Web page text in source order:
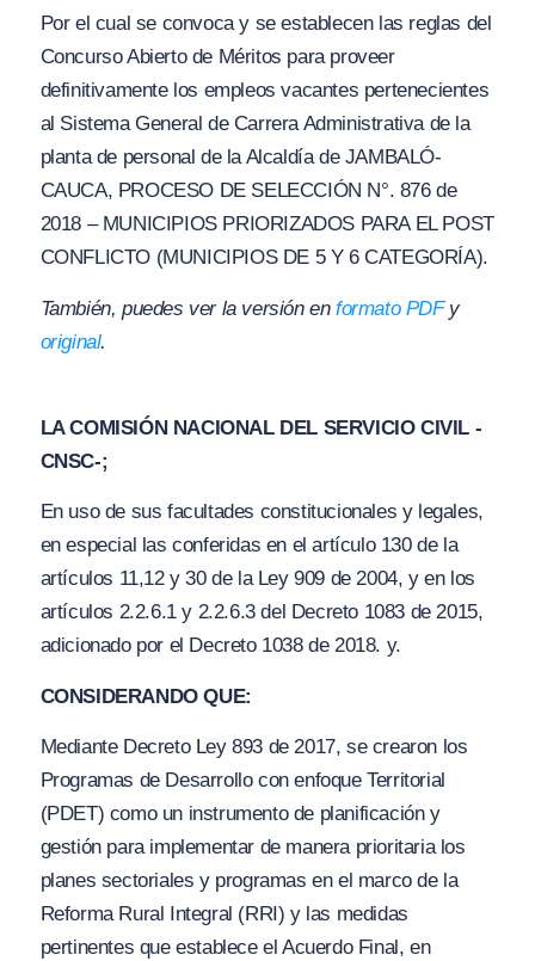
Por el cual se convoca y se establecen las reglas del
Concurso Abierto de Méritos para proveer
definitivamente los empleos vacantes pertenecientes
al Sistema General de Carrera Administrativa de la
planta de personal de la Alcaldía de JAMBALÓ-
CAUCA, PROCESO DE SELECCIÓN N°. 876 de
2018 – MUNICIPIOS PRIORIZADOS PARA EL POST
CONFLICTO (MUNICIPIOS DE 5 Y 6 CATEGORÍA).
También, puedes ver la versión en formato PDFy
original.
LA COMISIÓN NACIONAL DEL SERVICIO CIVIL -
CNSC-;
En uso de sus facultades constitucionales y legales,
en especial las conferidas en el artículo 130 de la
artículos 11,12 y 30 de la Ley 909 de 2004, y en los
artículos 2.2.6.1 y 2.2.6.3 del Decreto 1083 de 2015,
adicionado por el Decreto 1038 de 2018. y.
CONSIDERANDO QUE:
Mediante Decreto Ley 893 de 2017, se crearon los
Programas de Desarrollo con enfoque Territorial
(PDET) como un instrumento de planificación y
gestión para implementar de manera prioritaria los
planes sectoriales y programas en el marco de la
Reforma Rural Integral (RRI) y las medidas
pertinentes que establece el Acuerdo Final, en